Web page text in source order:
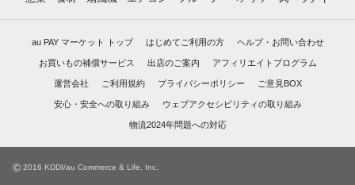
au PAY マーケット トップ はじめてご利用の方 ヘルプ・お問い合わせ
お買いもの補償サービス 出店のご案内 アフィリエイトプログラム
運営会社 ご利用規約 プライバシーポリシー ご意見BOX
安心・安全への取り組み ウェブアクセシビリティの取り組み
物流2024年問題への対応
© 2016 KDDI/au Commerce & Life, Inc.